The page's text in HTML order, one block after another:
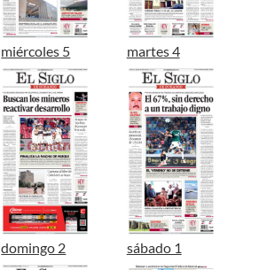
miércoles 5 martes 4
domingo 2 sábado 1